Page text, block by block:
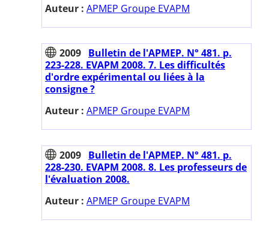
Auteur : APMEP Groupe EVAPM
2009 Bulletin de l'APMEP. N° 481. p.
223-228. EVAPM 2008. 7. Les difficultés
d'ordre expérimental ou liées à la
consigne ?
Auteur : APMEP Groupe EVAPM
2009 Bulletin de l'APMEP. N° 481. p.
228-230. EVAPM 2008. 8. Les professeurs de
l'évaluation 2008.
Auteur : APMEP Groupe EVAPM